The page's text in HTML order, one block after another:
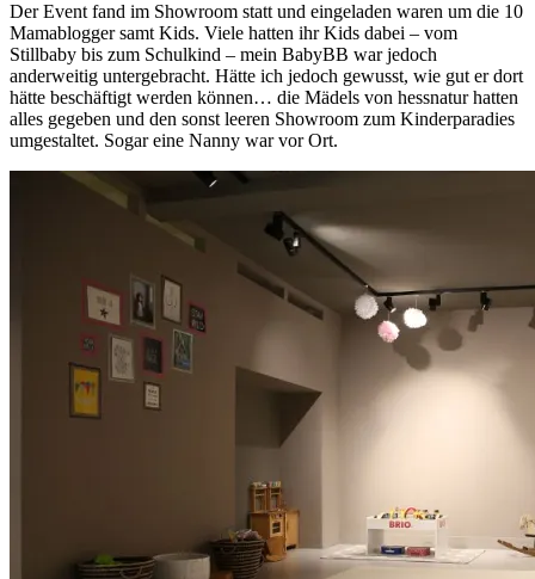
Der Event fand im Showroom statt und eingeladen waren um die 10
Mamablogger samt Kids. Viele hatten ihr Kids dabei – vom
Stillbaby bis zum Schulkind – mein BabyBB war jedoch
anderweitig untergebracht. Hätte ich jedoch gewusst, wie gut er dort
hätte beschäftigt werden können… die Mädels von hessnatur hatten
alles gegeben und den sonst leeren Showroom zum Kinderparadies
umgestaltet. Sogar eine Nanny war vor Ort.